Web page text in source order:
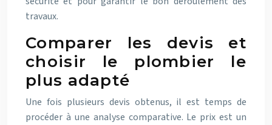
travaux.
Comparer les devis et
choisir le plombier le
plus adapté
Une fois plusieurs devis obtenus, il est temps de
procéder à une analyse comparative. Le prix est un